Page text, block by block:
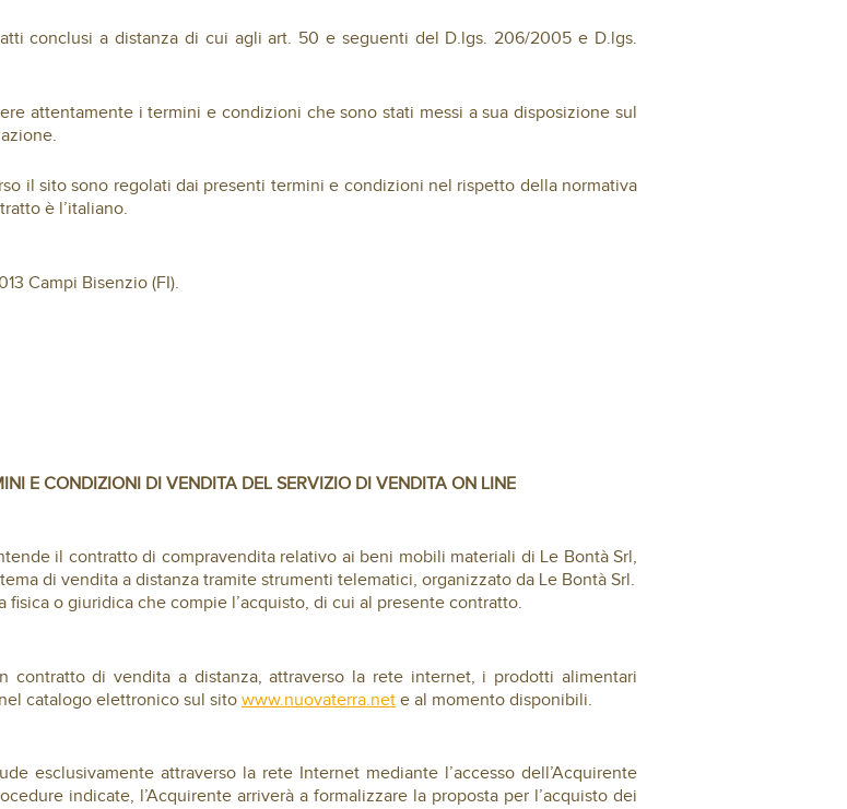
conclusi a distanza di cui agli art. 50 e seguenti del D.lgs. 206/2005 e D.lgs.
attentamente i termini e condizioni che sono stati messi a sua disposizione sul
il sito sono regolati dai presenti termini e condizioni nel rispetto della normativa
è l’italiano.
Campi Bisenzio (FI).
E CONDIZIONI DI VENDITA DEL SERVIZIO DI VENDITA ON LINE
il contratto di compravendita relativo ai beni mobili materiali di Le Bontà Srl,
di vendita a distanza tramite strumenti telematici, organizzato da Le Bontà Srl.
fisica o giuridica che compie l’acquisto, di cui al presente contratto.
contratto di vendita a distanza, attraverso la rete internet, i prodotti alimentari
catalogo elettronico sul sito www.nuovaterra.net e al momento disponibili.
esclusivamente attraverso la rete Internet mediante l’accesso dell’Acquirente
indicate, l’Acquirente arriverà a formalizzare la proposta per l’acquisto dei